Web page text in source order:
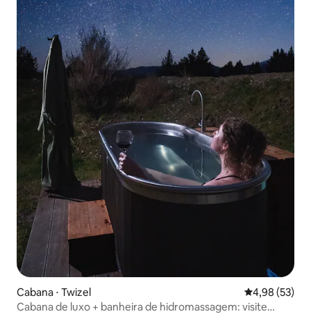
Cabana ⋅ Twizel 4,98 de uma
4,98 (53)
Cabana de luxo + banheira de hidromassagem: visite